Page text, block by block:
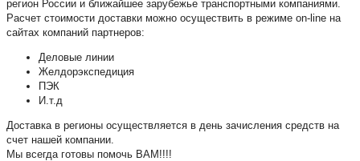
регион России и ближайшее зарубежье транспортными компаниями.
Расчет стоимости доставки можно осуществить в режиме on-line на
сайтах компаний партнеров:
Деловые линии
Желдорэкспедиция
ПЭК
И.т.д
Доставка в регионы осуществляется в день зачисления средств на
счет нашей компании.
Мы всегда готовы помочь ВАМ!!!!